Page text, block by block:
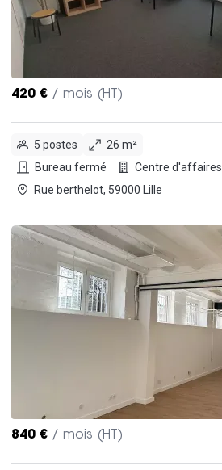
420 € / mois (HT)
5 postes
26 m²
Bureau fermé
Centre d'affaires
Rue berthelot, 59000 Lille
840 € / mois (HT)